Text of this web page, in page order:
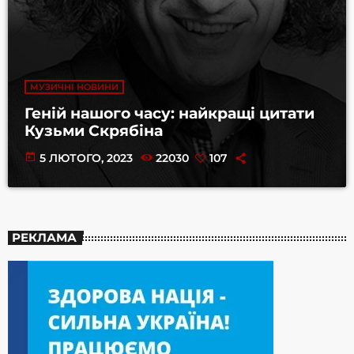
МУЗИЧНІ НОВИНИ
Геній нашого часу: найкращі цитати
Кузьми Скрябіна
today 5 ЛЮТОГО, 2023 22030 107
РЕКЛАМА